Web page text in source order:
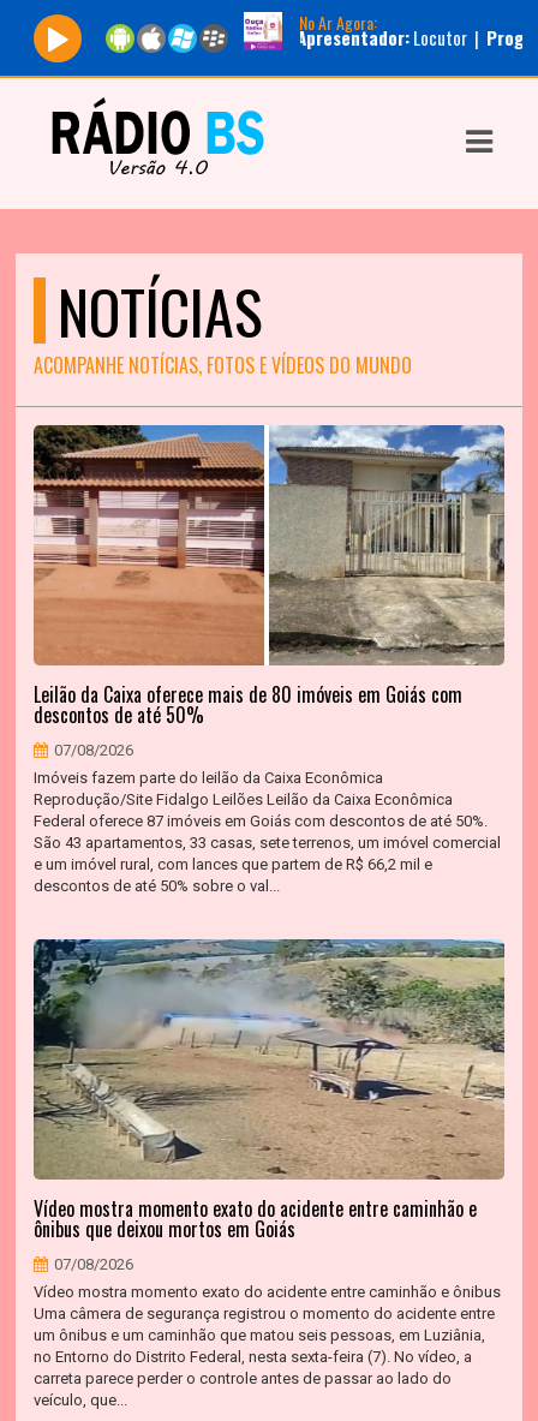
No Ar Agora:
Tocando agora:|Apresentador:Locutor |Programa:
NOTÍCIAS
ACOMPANHE NOTÍCIAS, FOTOS E VÍDEOS DO MUNDO
Leilão da Caixa oferece mais de 80 imóveis em Goiás com
descontos de até 50%
07/08/2026
Imóveis fazem parte do leilão da Caixa Econômica
Reprodução/Site Fidalgo Leilões Leilão da Caixa Econômica
Federal oferece 87 imóveis em Goiás com descontos de até 50%.
São 43 apartamentos, 33 casas, sete terrenos, um imóvel comercial
e um imóvel rural, com lances que partem de R$ 66,2 mil e
descontos de até 50% sobre o val...
Vídeo mostra momento exato do acidente entre caminhão e
ônibus que deixou mortos em Goiás
07/08/2026
Vídeo mostra momento exato do acidente entre caminhão e ônibus
Uma câmera de segurança registrou o momento do acidente entre
um ônibus e um caminhão que matou seis pessoas, em Luziânia,
no Entorno do Distrito Federal, nesta sexta-feira (7). No vídeo, a
carreta parece perder o controle antes de passar ao lado do
veículo, que...